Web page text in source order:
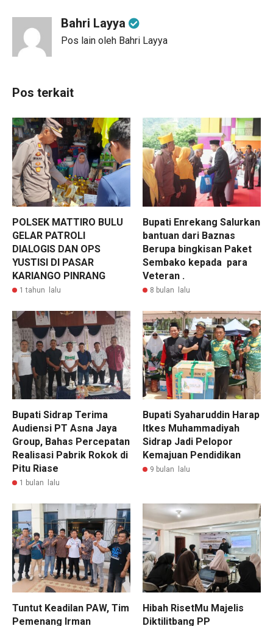
Bahri Layya
Pos lain oleh Bahri Layya
Pos terkait
POLSEK MATTIRO BULU
GELAR PATROLI
DIALOGIS DAN OPS
YUSTISI DI PASAR
KARIANGO PINRANG
1 tahun lalu
Bupati Enrekang Salurkan
bantuan dari Baznas
Berupa bingkisan Paket
Sembako kepada para
Veteran .
8 bulan lalu
Bupati Sidrap Terima
Audiensi PT Asna Jaya
Group, Bahas Percepatan
Realisasi Pabrik Rokok di
Pitu Riase
1 bulan lalu
Bupati Syaharuddin Harap
Itkes Muhammadiyah
Sidrap Jadi Pelopor
Kemajuan Pendidikan
9 bulan lalu
Tuntut Keadilan PAW, Tim
Pemenang Irman
Hibah RisetMu Majelis
Diktilitbang PP